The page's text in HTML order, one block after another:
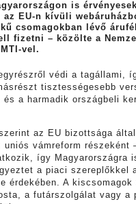
is
az EU-n kívüli
csomagokban lévő
fizetni – közölte a
vel.
védi a tagállami,
tisztességesebb
és a harmadik országbeli
az EU bizottsága
uniós vámreform részeként
így Magyarországra
a piaci szereplőkkel
érdekében. A
a futárszolgálat vagy a